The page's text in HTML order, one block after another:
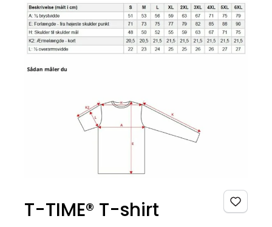
T-TIME® T-shirt